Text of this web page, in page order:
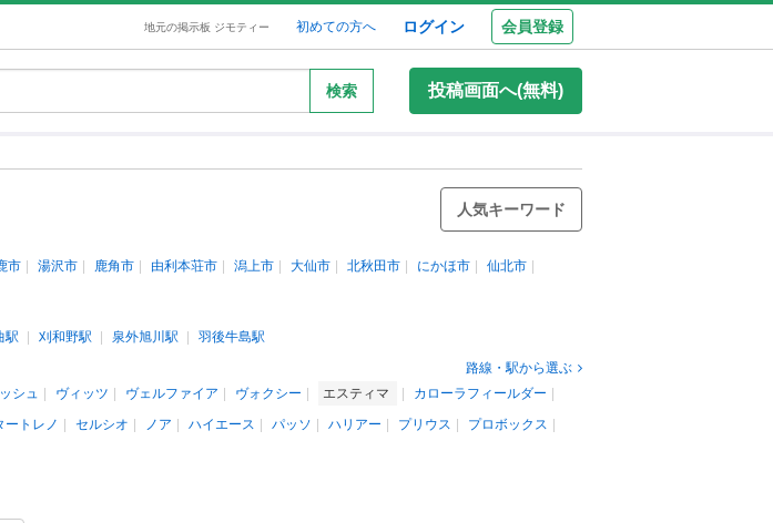
地元の掲示板 ジモティー 初めての方へ ログイン 会員登録
検索 投稿画面へ(無料)
人気キーワード
市 湯沢市 鹿角市 由利本荘市 潟上市 大仙市 北秋田市 にかほ市
仙北市
駅 刈和野駅 泉外旭川駅
羽後牛島駅
路線・駅から選ぶ
シュ ヴィッツ ヴェルファイア ヴォクシー エスティマ
カローラフィールダー
ートレノ セルシオ ノア ハイエース パッソ ハリアー プリウス
プロボックス